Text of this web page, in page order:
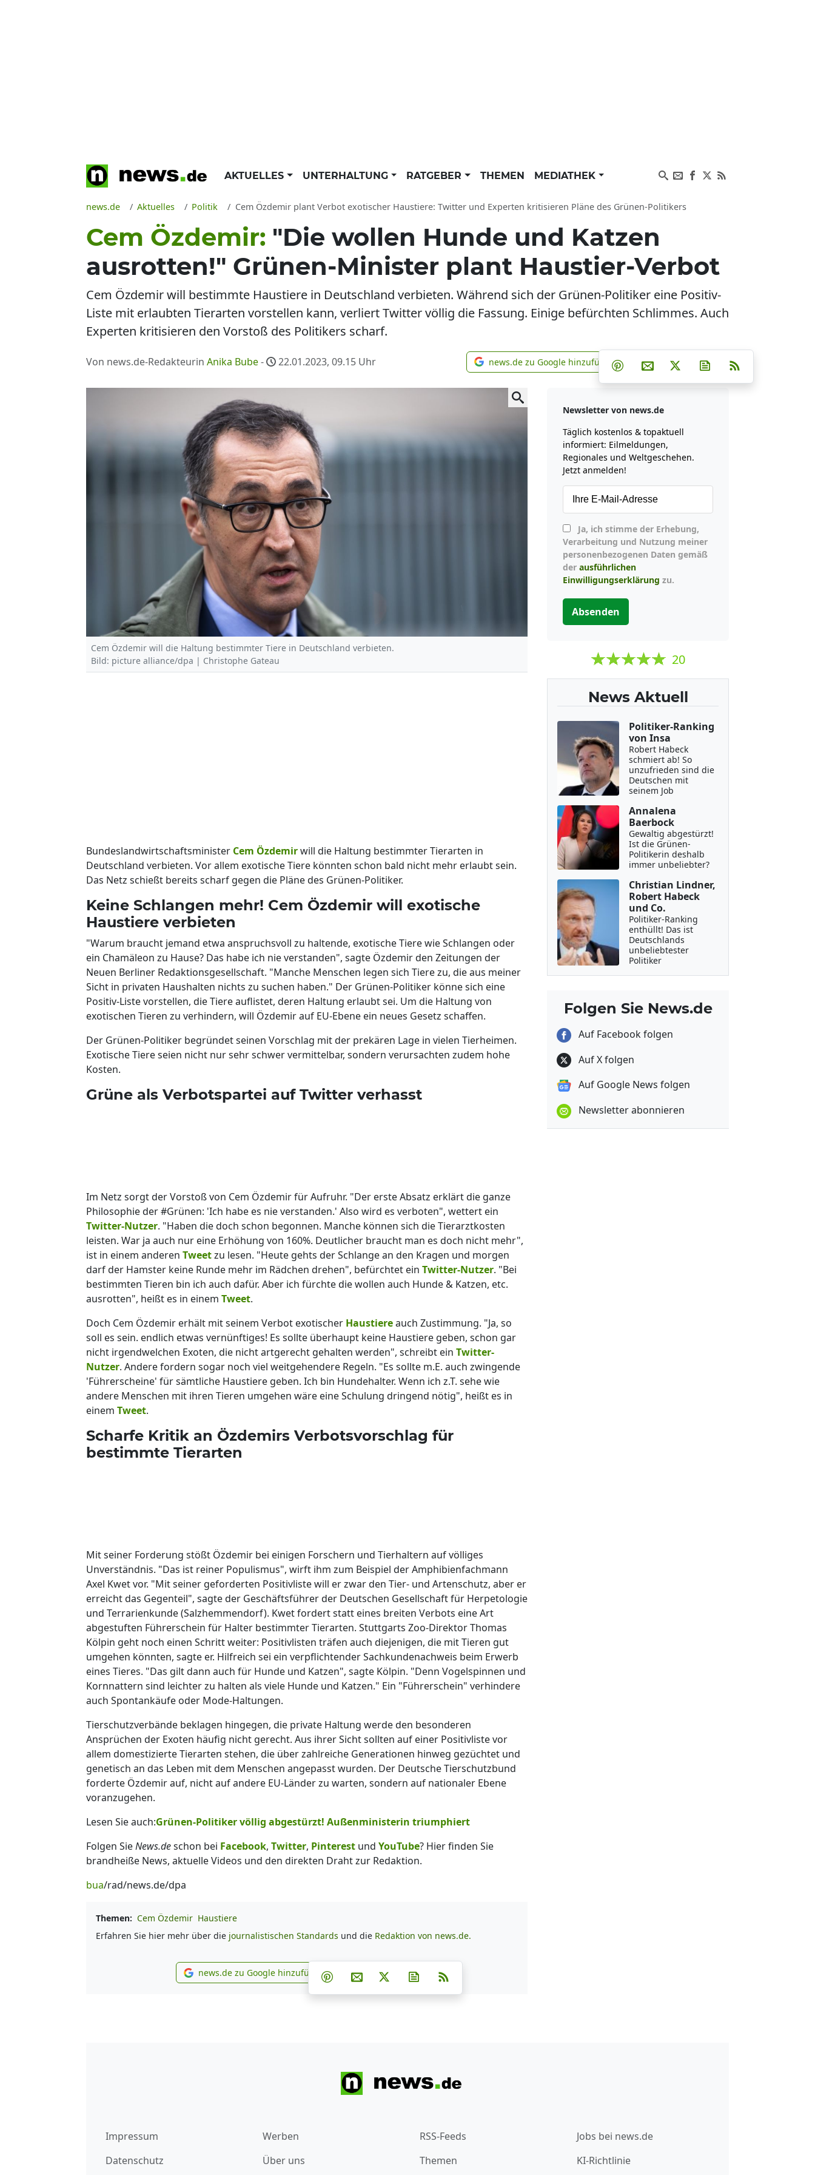
AKTUELLES UNTERHALTUNG RATGEBER THEMEN MEDIATHEK
news.de Aktuelles Politik Cem Özdemir plant Verbot exotischer Haustiere: Twitter und Experten kritisieren Pläne des Grünen-Politikers
Cem Özdemir: "Die wollen Hunde und Katzen
ausrotten!" Grünen-Minister plant Haustier-Verbot
Cem Özdemir will bestimmte Haustiere in Deutschland verbieten. Während sich der Grünen-Politiker eine Positiv-
Liste mit erlaubten Tierarten vorstellen kann, verliert Twitter völlig die Fassung. Einige befürchten Schlimmes. Auch
Experten kritisieren den Vorstoß des Politikers scharf.
Von news.de-Redakteurin Anika Bube- 22.01.2023, 09.15 Uhr news.de zu Google hinzufügen
news.de zu Google hinzufügen Teilen auf Facebook
Teilen auf Whatsapp
Teilen auf Telegram
Teilen auf Pinterest
Per E-Mail teilen
Post auf XNewsletter
Cem Özdemir will die Haltung bestimmter Tiere in Deutschland verbieten.
Bild: picture alliance/dpa | Christophe Gateau
Bundeslandwirtschaftsminister Cem Özdemirwill die Haltung bestimmter Tierarten in
Deutschland verbieten. Vor allem exotische Tiere könnten schon bald nicht mehr erlaubt sein.
Das Netz schießt bereits scharf gegen die Pläne des Grünen-Politiker.
Keine Schlangen mehr! Cem Özdemir will exotische
Haustiere verbieten
"Warum braucht jemand etwa anspruchsvoll zu haltende, exotische Tiere wie Schlangen oder
ein Chamäleon zu Hause? Das habe ich nie verstanden", sagte Özdemir den Zeitungen der
Neuen Berliner Redaktionsgesellschaft. "Manche Menschen legen sich Tiere zu, die aus meiner
Sicht in privaten Haushalten nichts zu suchen haben." Der Grünen-Politiker könne sich eine
Positiv-Liste vorstellen, die Tiere auflistet, deren Haltung erlaubt sei. Um die Haltung von
exotischen Tieren zu verhindern, will Özdemir auf EU-Ebene ein neues Gesetz schaffen.
Der Grünen-Politiker begründet seinen Vorschlag mit der prekären Lage in vielen Tierheimen.
Exotische Tiere seien nicht nur sehr schwer vermittelbar, sondern verursachten zudem hohe
Kosten.
Grüne als Verbotspartei auf Twitter verhasst
Im Netz sorgt der Vorstoß von Cem Özdemir für Aufruhr. "Der erste Absatz erklärt die ganze
Philosophie der #Grünen: 'Ich habe es nie verstanden.' Also wird es verboten", wettert ein
Twitter-Nutzer. "Haben die doch schon begonnen. Manche können sich die Tierarztkosten
leisten. War ja auch nur eine Erhöhung von 160%. Deutlicher braucht man es doch nicht mehr",
ist in einem anderen Tweetzu lesen. "Heute gehts der Schlange an den Kragen und morgen
darf der Hamster keine Runde mehr im Rädchen drehen", befürchtet ein Twitter-Nutzer. "Bei
bestimmten Tieren bin ich auch dafür. Aber ich fürchte die wollen auch Hunde & Katzen, etc.
ausrotten", heißt es in einem Tweet.
Doch Cem Özdemir erhält mit seinem Verbot exotischer Haustiereauch Zustimmung. "Ja, so
soll es sein. endlich etwas vernünftiges! Es sollte überhaupt keine Haustiere geben, schon gar
nicht irgendwelchen Exoten, die nicht artgerecht gehalten werden", schreibt ein Twitter-
Nutzer. Andere fordern sogar noch viel weitgehendere Regeln. "Es sollte m.E. auch zwingende
'Führerscheine' für sämtliche Haustiere geben. Ich bin Hundehalter. Wenn ich z.T. sehe wie
andere Menschen mit ihren Tieren umgehen wäre eine Schulung dringend nötig", heißt es in
einem Tweet.
Scharfe Kritik an Özdemirs Verbotsvorschlag für
bestimmte Tierarten
Mit seiner Forderung stößt Özdemir bei einigen Forschern und Tierhaltern auf völliges
Unverständnis. "Das ist reiner Populismus", wirft ihm zum Beispiel der Amphibienfachmann
Axel Kwet vor. "Mit seiner geforderten Positivliste will er zwar den Tier- und Artenschutz, aber er
erreicht das Gegenteil", sagte der Geschäftsführer der Deutschen Gesellschaft für Herpetologie
und Terrarienkunde (Salzhemmendorf). Kwet fordert statt eines breiten Verbots eine Art
abgestuften Führerschein für Halter bestimmter Tierarten. Stuttgarts Zoo-Direktor Thomas
Kölpin geht noch einen Schritt weiter: Positivlisten träfen auch diejenigen, die mit Tieren gut
umgehen könnten, sagte er. Hilfreich sei ein verpflichtender Sachkundenachweis beim Erwerb
eines Tieres. "Das gilt dann auch für Hunde und Katzen", sagte Kölpin. "Denn Vogelspinnen und
Kornnattern sind leichter zu halten als viele Hunde und Katzen." Ein "Führerschein" verhindere
auch Spontankäufe oder Mode-Haltungen.
Tierschutzverbände beklagen hingegen, die private Haltung werde den besonderen
Ansprüchen der Exoten häufig nicht gerecht. Aus ihrer Sicht sollten auf einer Positivliste vor
allem domestizierte Tierarten stehen, die über zahlreiche Generationen hinweg gezüchtet und
genetisch an das Leben mit dem Menschen angepasst wurden. Der Deutsche Tierschutzbund
forderte Özdemir auf, nicht auf andere EU-Länder zu warten, sondern auf nationaler Ebene
voranzugehen.
Lesen Sie auch:Grünen-Politiker völlig abgestürzt! Außenministerin triumphiert
Folgen SieNews.deschon bei Facebook, Twitter, Pinterest und YouTube? Hier finden Sie
brandheiße News, aktuelle Videos und den direkten Draht zur Redaktion.
bua/rad/news.de/dpa
Themen: Cem Özdemir Haustiere
Erfahren Sie hier mehr über die journalistischen Standards und die Redaktion von news.de.
news.de zu Google hinzufügen
news.de zu Google hinzufügen Teilen auf Facebook
Teilen auf Whatsapp
Teilen auf Telegram
Teilen auf Pinterest
Per E-Mail teilen
Post auf XNewsletter abonnieren
Newsletter von news.de
Täglich kostenlos & topaktuell
informiert: Eilmeldungen,
Regionales und Weltgeschehen.
Jetzt anmelden!
Verarbeitung und Nutzung meiner
personenbezogenen Daten gemäß
der ausführlichen
Einwilligungserklärung zu.
Absenden
20
News Aktuell
Politiker-Ranking
von Insa
Robert Habeck
schmiert ab! So
unzufrieden sind die
Deutschen mit
seinem Job
Annalena
Baerbock
Gewaltig abgestürzt!
Ist die Grünen-
Politikerin deshalb
immer unbeliebter?
Christian Lindner,
Robert Habeck
und Co.
Politiker-Ranking
enthüllt! Das ist
Deutschlands
unbeliebtester
Politiker
Folgen Sie News.de
Auf Facebook folgen
Auf X folgen
Auf Google News folgen
Newsletter abonnieren
Impressum
Datenschutz
Werben
Über uns
RSS-Feeds
Themen
Jobs bei news.de
KI-Richtlinie